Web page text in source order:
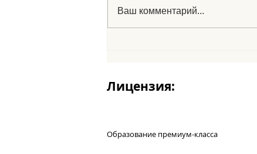
Le fabole españole
Ваш комментарий...
Лицензия:
Образование премиум-класса